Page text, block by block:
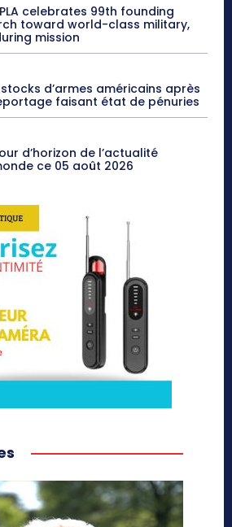
celebrates 99th founding
toward world-class military,
mission
d’armes américains après
faisant état de pénuries
d’horizon de l’actualité
ce 05 août 2026